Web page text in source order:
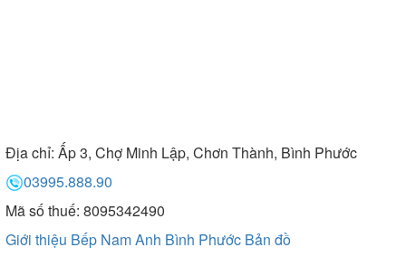
Địa chỉ: Ấp 3, Chợ Minh Lập, Chơn Thành, Bình Phước
03995.888.90
Mã số thuế: 8095342490
Giới thiệu Bếp Nam Anh Bình Phước Bản đồ